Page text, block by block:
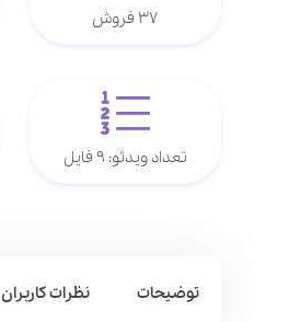
37 فروش
تعداد ویدئو: 9 فایل
توضیحات نظرات کاربران